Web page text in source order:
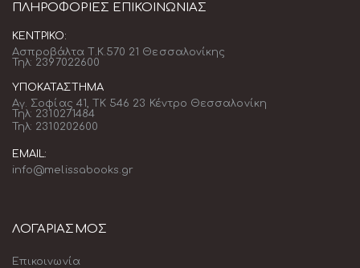
ΠΛΗΡΟΦΟΡΊΕΣ ΕΠΙΚΟΙΝΩΝΊΑΣ
ΚΕΝΤΡΙΚΌ:
Ασπροβάλτα Τ.Κ.570 21 Θεσσαλονίκης
Τηλ: 2397022600
ΥΠΟΚΑΤΆΣΤΗΜΑ
Αγ. Σοφίας 41, ΤΚ 546 23 Κέντρο Θεσσαλονίκη
Τηλ: 2310271484
Τηλ: 2310202600
EMAIL:
info@melissabooks.gr
ΛΟΓΑΡΙΑΣΜΟΣ
Επικοινωνία